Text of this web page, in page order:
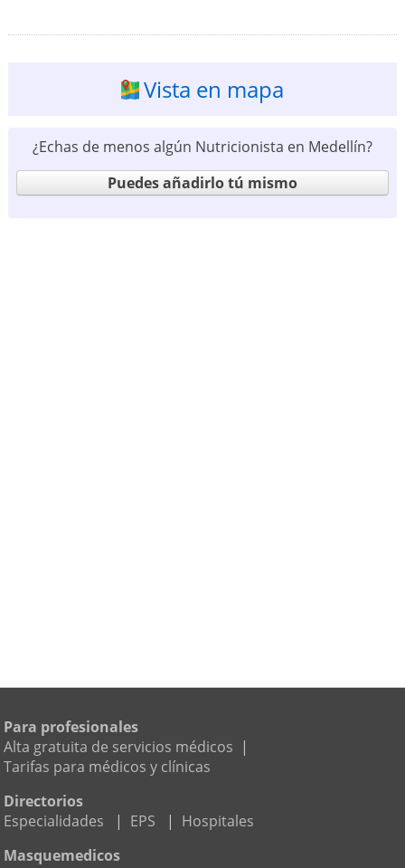
Vista en mapa
¿Echas de menos algún Nutricionista en Medellín?
Puedes añadirlo tú mismo
Para profesionales
Alta gratuita de servicios médicos |
Tarifas para médicos y clínicas
Directorios
Especialidades
| EPS | Hospitales
Masquemedicos